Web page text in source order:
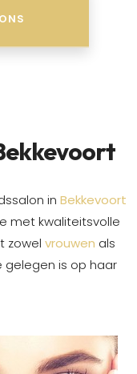
in Bekkevoort
met kwaliteitsvolle
zowel vrouwen als
gelegen is op haar